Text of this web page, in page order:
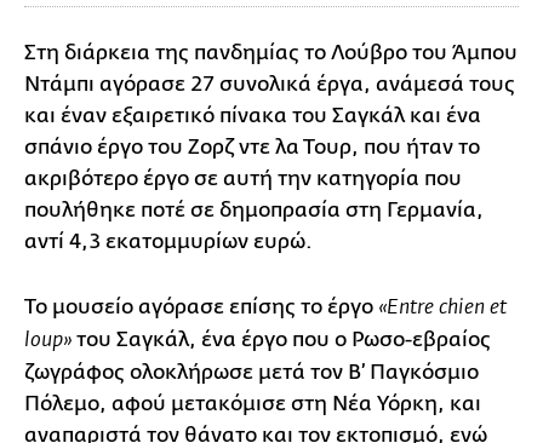
Στη διάρκεια της πανδημίας το Λούβρο του Άμπου
Ντάμπι αγόρασε 27 συνολικά έργα, ανάμεσά τους
και έναν εξαιρετικό πίνακα του Σαγκάλ και ένα
σπάνιο έργο του Ζορζ ντε λα Τουρ, που ήταν το
ακριβότερο έργο σε αυτή την κατηγορία που
πουλήθηκε ποτέ σε δημοπρασία στη Γερμανία,
αντί 4,3 εκατομμυρίων ευρώ.
Το μουσείο αγόρασε επίσης το έργο «Entre chien et
loup» του Σαγκάλ, ένα έργο που ο Ρωσο-εβραίος
ζωγράφος ολοκλήρωσε μετά τον Β’ Παγκόσμιο
Πόλεμο, αφού μετακόμισε στη Νέα Υόρκη, και
αναπαριστά τον θάνατο και τον εκτοπισμό, ενώ